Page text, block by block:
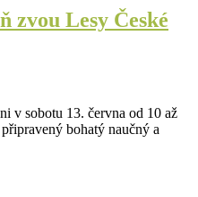
zvou Lesy České
v sobotu 13. června od 10 až
bohatý naučný a